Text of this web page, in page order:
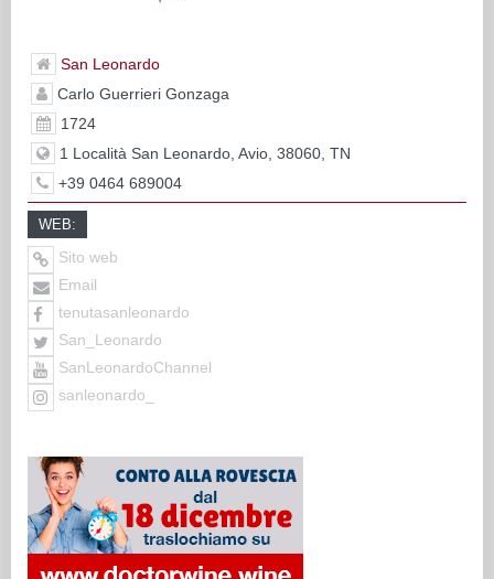
San Leonardo
Carlo Guerrieri Gonzaga
1724
1 Località San Leonardo, Avio, 38060, TN
+39 0464 689004
WEB:
Sito web
Email
tenutasanleonardo
San_Leonardo
SanLeonardoChannel
sanleonardo_